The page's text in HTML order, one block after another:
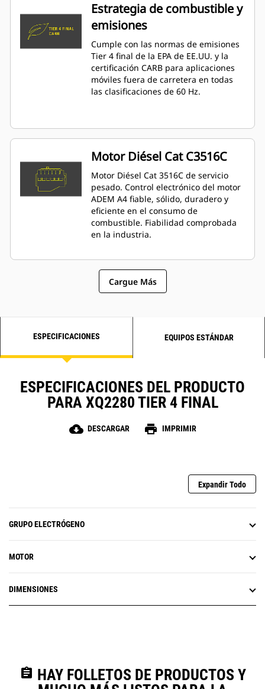
Estrategia de combustible y
emisiones
Cumple con las normas de emisiones
Tier 4 final de la EPA de EE.UU. y la
certificación CARB para aplicaciones
móviles fuera de carretera en todas
las clasificaciones de 60 Hz.
Motor Diésel Cat C3516C
Motor Diésel Cat 3516C de servicio
pesado. Control electrónico del motor
ADEM A4 fiable, sólido, duradero y
eficiente en el consumo de
combustible. Fiabilidad comprobada
en la industria.
Cargue Más
ESPECIFICACIONES EQUIPOS ESTÁNDAR
ESPECIFICACIONES DEL PRODUCTO
PARA XQ2280 TIER 4 FINAL
cloud_download DESCARGAR print IMPRIMIR
Expandir Todo
GRUPO ELECTRÓGENO
MOTOR
DIMENSIONES
assignment HAY FOLLETOS DE PRODUCTOS Y